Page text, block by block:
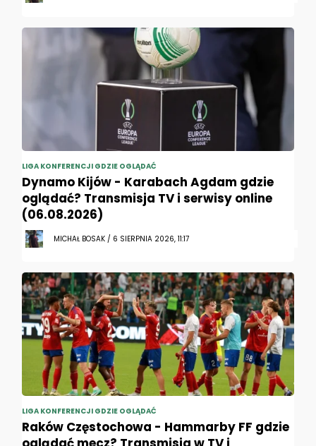
LIGA KONFERENCJI GDZIE OGLĄDAĆ
Dynamo Kijów - Karabach Agdam gdzie
oglądać? Transmisja TV i serwisy online
(06.08.2026)
MICHAŁ BOSAK / 6 SIERPNIA 2026, 11:17
LIGA KONFERENCJI GDZIE OGLĄDAĆ
Raków Częstochowa - Hammarby FF gdzie